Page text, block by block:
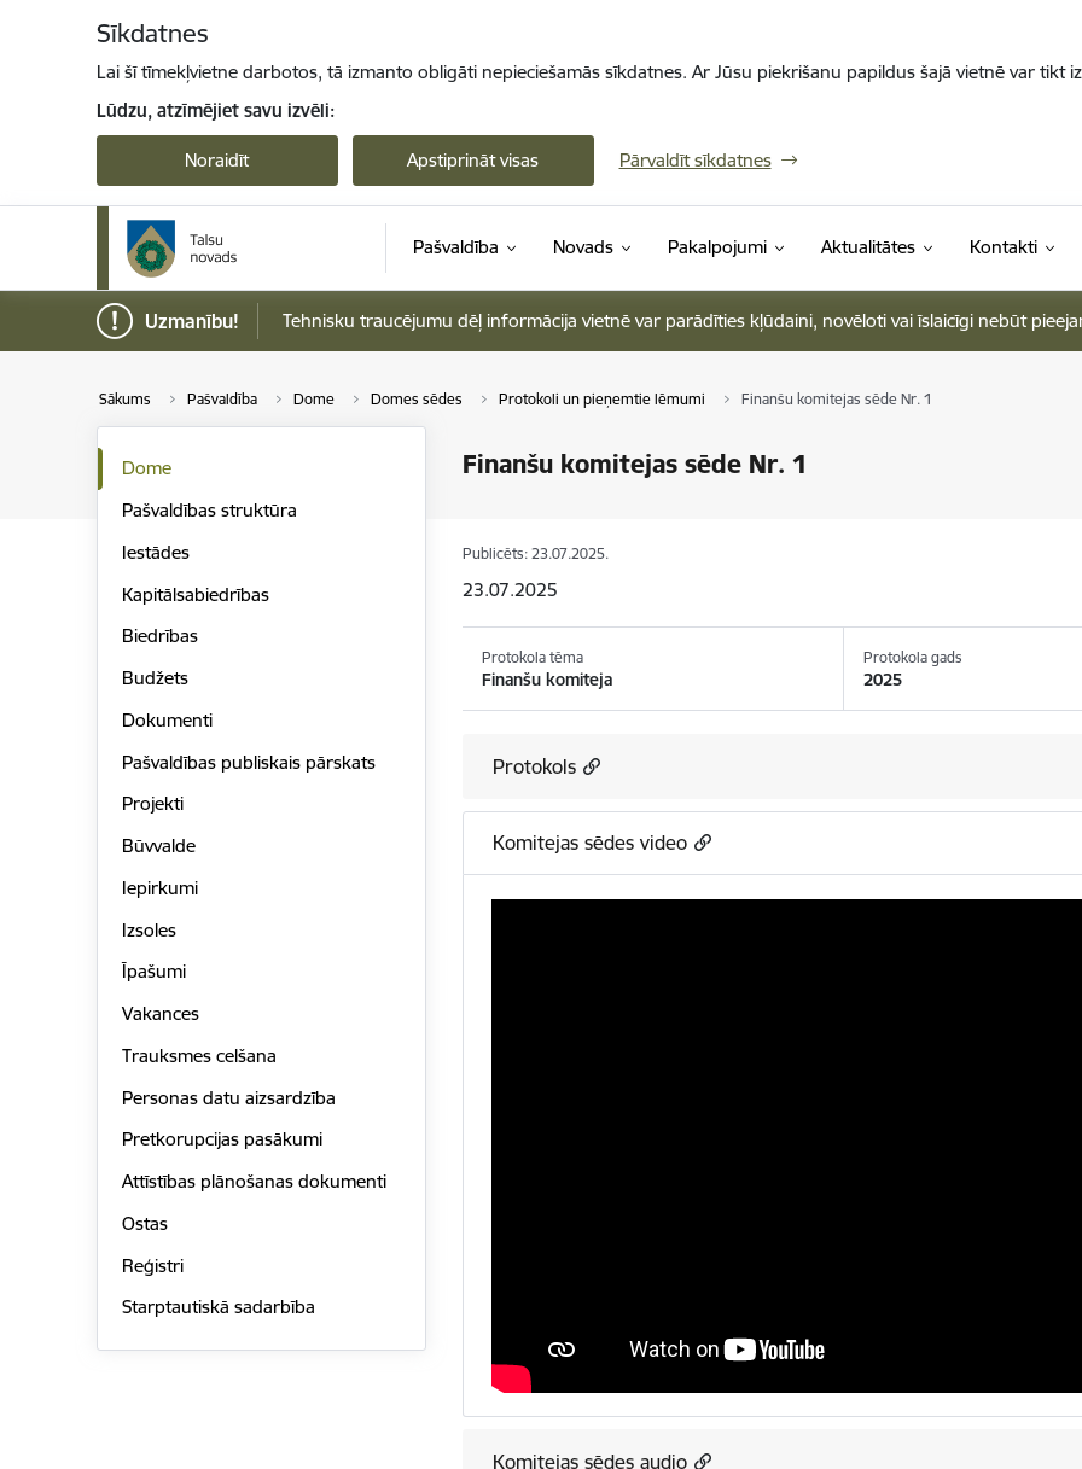
Sīkdatnes
Lai šī tīmekļvietne darbotos, tā izmanto obligāti nepieciešamās sīkdatnes. Ar Jūsu piekrišanu papildus šajā vietnē var tikt
Lūdzu, atzīmējiet savu izvēli:
Noraidīt Apstiprināt visas Pārvaldīt sīkdatnes
Pašvaldība Novads Pakalpojumi Aktualitātes Kontakti
Uzmanību! Tehnisku traucējumu dēļ informācija vietnē var parādīties kļūdaini, novēloti vai īslaicīgi nebūt
Sākums Pašvaldība Dome Domes sēdes Protokoli un pieņemtie lēmumi Finanšu komitejas sēde Nr. 1
Finanšu komitejas sēde Nr. 1
Dome
Pašvaldības struktūra
Iestādes
Kapitālsabiedrības
Biedrības
Budžets
Dokumenti
Pašvaldības publiskais pārskats
Projekti
Būvvalde
Iepirkumi
Izsoles
Īpašumi
Vakances
Trauksmes celšana
Personas datu aizsardzība
Pretkorupcijas pasākumi
Attīstības plānošanas dokumenti
Ostas
Reģistri
Starptautiskā sadarbība
Publicēts: 23.07.2025.
23.07.2025
Protokola tēma
Finanšu komiteja
Protokola gads
2025
Protokols
Komitejas sēdes video
Komitejas sēdes audio